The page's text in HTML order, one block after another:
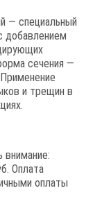
— специальный
добавлением
сечения —
и трещин в
внимание:
Оплата
оплаты